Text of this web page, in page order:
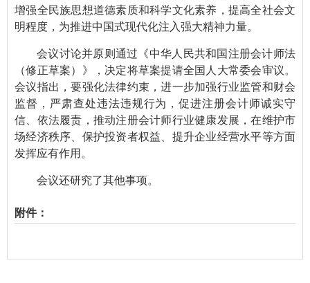
增强全民族思想道德素质和科学文化素养，提高全社会文
明程度，为推进中国式现代化注入强大精神力量。
会议讨论并原则通过《中华人民共和国注册会计师法
（修正草案）》，决定将草案提请全国人大常委会审议。
会议指出，要强化法律约束，进一步加强行业监管和财会
监督，严肃查处违法违规行为，促进注册会计师诚实守
信、依法履责，推动注册会计师行业健康发展，在维护市
场经济秩序、保护投资者权益、提升企业经营水平等方面
发挥应有作用。
会议还研究了其他事项。
附件：